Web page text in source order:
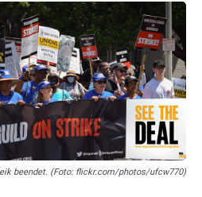
beendet. (Foto: flickr.com/photos/ufcw770)